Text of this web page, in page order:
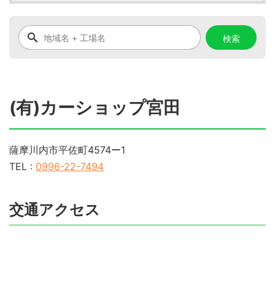
(有)カーショップ宮田
薩摩川内市平佐町4574ー1
TEL : 0996-22-7494
交通アクセス